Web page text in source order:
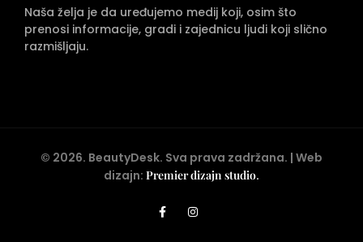
Naša želja je da uređujemo medij koji, osim što
prenosi informacije, gradi i zajednicu ljudi koji slično
razmišljaju.
© 2026. BeautyDesk. Sva prava zadržana. | Web
dizajn: Premier dizajn studio.